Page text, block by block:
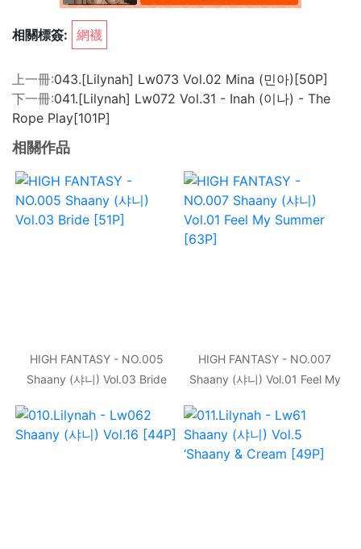
相關標簽: 網襪
上一冊:043.[Lilynah] Lw073 Vol.02 Mina (민아)[50P]
下一冊:041.[Lilynah] Lw072 Vol.31 - Inah (이나) - The
Rope Play[101P]
相關作品
HIGH FANTASY - NO.005
Shaany (샤니) Vol.03 Bride
HIGH FANTASY - NO.007
Shaany (샤니) Vol.01 Feel My